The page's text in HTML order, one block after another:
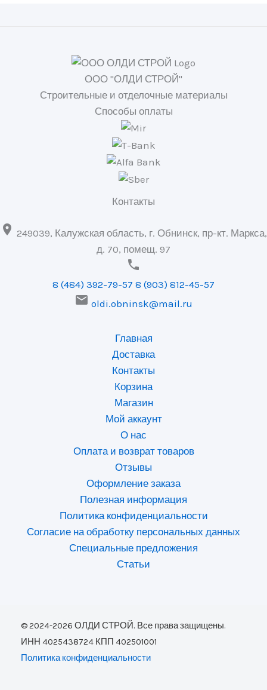
ООО "ОЛДИ СТРОЙ"
Строительные и отделочные материалы
Способы оплаты
Контакты
 249039, Калужская область, г. Обнинск, пр-кт. Маркса,
д. 70, помещ. 97

8 (484) 392-79-57 8 (903) 812-45-57
 oldi.obninsk@mail.ru
Главная
Доставка
Контакты
Корзина
Магазин
Мой аккаунт
О нас
Оплата и возврат товаров
Отзывы
Оформление заказа
Полезная информация
Политика конфиденциальности
Согласие на обработку персональных данных
Специальные предложения
Статьи
© 2024-2026 ОЛДИ СТРОЙ. Все права защищены.
ИНН 4025438724 КПП 402501001
Политика конфиденциальности